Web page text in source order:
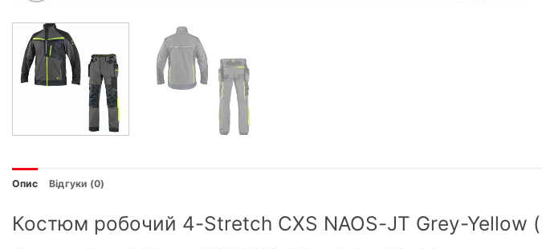
Опис Відгуки (0)
Костюм робочий 4-Stretch CXS NAOS-JT Grey-Yellow